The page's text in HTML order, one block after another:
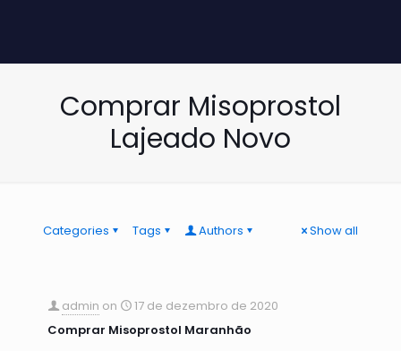
Comprar Misoprostol
Lajeado Novo
Categories Tags Authors Show all
admin on
17 de dezembro de 2020
Comprar Misoprostol Maranhão